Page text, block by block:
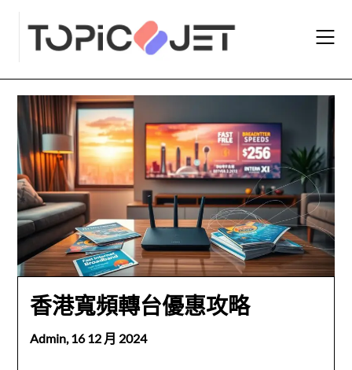
content
香港寬頻轉台優惠攻略
Admin,16 12 月 2024